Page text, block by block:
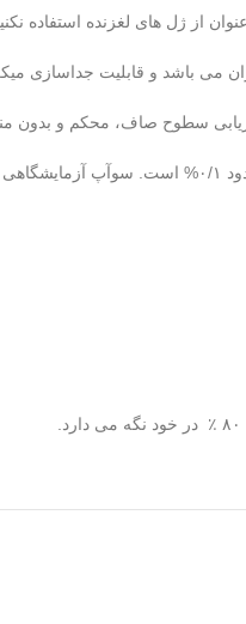
از ژل های لغزنده استفاده
می باشد و قابلیت جداسازی
از